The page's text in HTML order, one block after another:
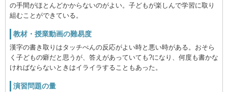
の手間がほとんどかからないのがよい。子どもが楽しんで学習に取り
組むことができている。
教材・授業動画の難易度
漢字の書き取りはタッチぺんの反応がよい時と悪い時がある。おそら
く子どもの癖だと思うが、答えがあっていても?になり、何度も書かな
ければならないときはイライラすることもあった。
演習問題の量